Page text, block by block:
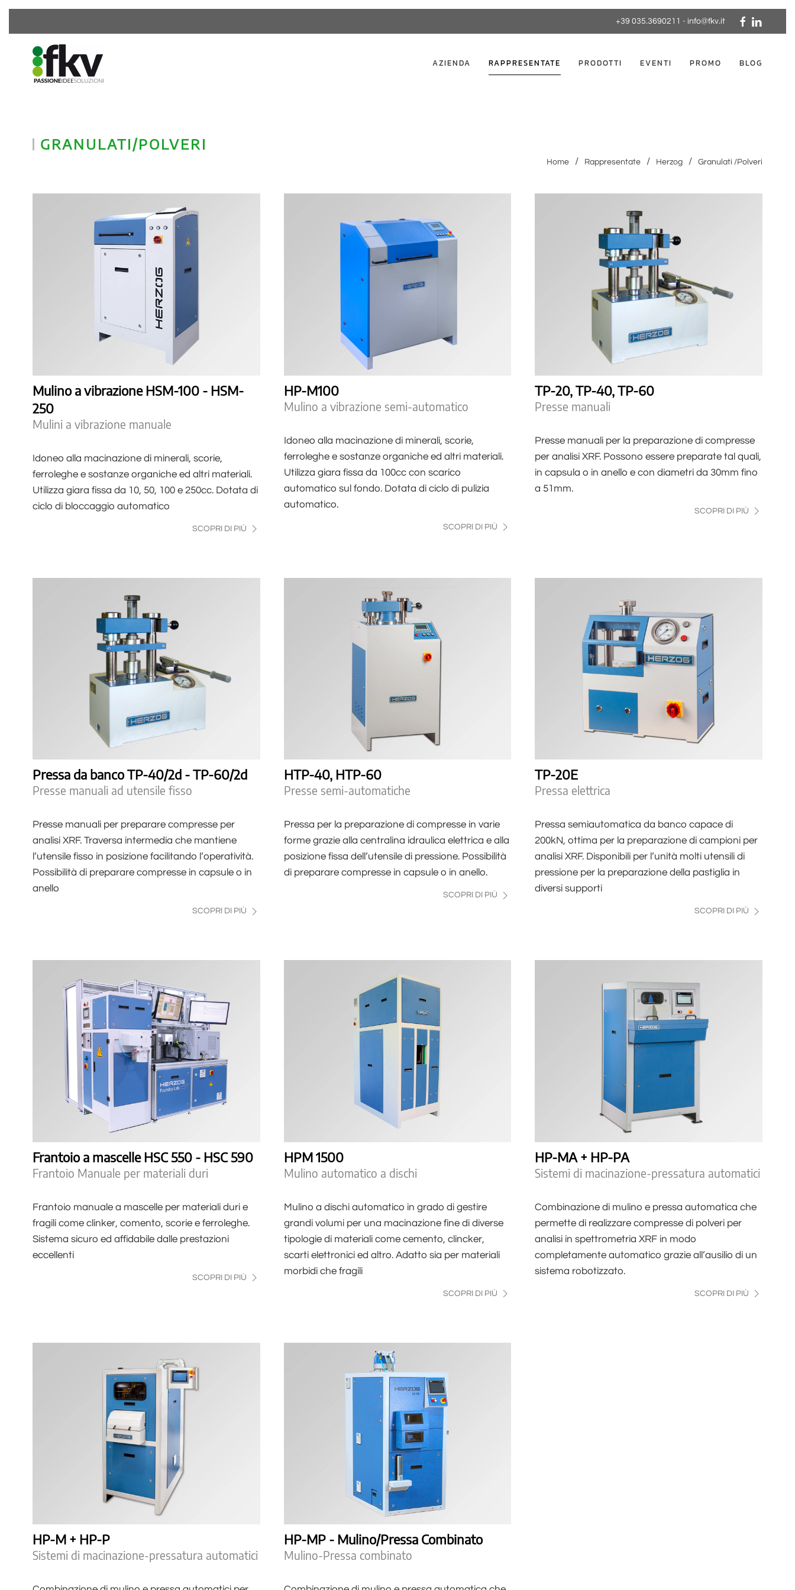
+39 035.3690211 - info@fkv.it
AZIENDA RAPPRESENTATE PRODOTTI EVENTI PROMO BLOG
GRANULATI/POLVERI
Home Rappresentate Herzog Granulati /Polveri
Mulino a vibrazione HSM-100 - HSM-
250
Mulini a vibrazione manuale
Idoneo alla macinazione di minerali, scorie,
ferroleghe e sostanze organiche ed altri materiali.
Utilizza giara fissa da 10, 50, 100 e 250cc. Dotata di
ciclo di bloccaggio automatico
SCOPRI DI PIÙ
HP-M100
Mulino a vibrazione semi-automatico
Idoneo alla macinazione di minerali, scorie,
ferroleghe e sostanze organiche ed altri materiali.
Utilizza giara fissa da 100cc con scarico
automatico sul fondo. Dotata di ciclo di pulizia
automatico.
SCOPRI DI PIÙ
TP-20, TP-40, TP-60
Presse manuali
Presse manuali per la preparazione di compresse
per analisi XRF. Possono essere preparate tal quali,
in capsula o in anello e con diametri da 30mm fino
a 51mm.
SCOPRI DI PIÙ
Pressa da banco TP-40/2d - TP-60/2d
Presse manuali ad utensile fisso
Presse manuali per preparare compresse per
analisi XRF. Traversa intermedia che mantiene
l’utensile fisso in posizione facilitando l’operatività.
Possibilità di preparare compresse in capsule o in
anello
SCOPRI DI PIÙ
HTP-40, HTP-60
Presse semi-automatiche
Pressa per la preparazione di compresse in varie
forme grazie alla centralina idraulica elettrica e alla
posizione fissa dell’utensile di pressione. Possibilità
di preparare compresse in capsule o in anello.
SCOPRI DI PIÙ
TP-20E
Pressa elettrica
Pressa semiautomatica da banco capace di
200kN, ottima per la preparazione di campioni per
analisi XRF. Disponibili per l’unità molti utensili di
pressione per la preparazione della pastiglia in
diversi supporti
SCOPRI DI PIÙ
Frantoio a mascelle HSC 550 - HSC 590
Frantoio Manuale per materiali duri
Frantoio manuale a mascelle per materiali duri e
fragili come clinker, comento, scorie e ferroleghe.
Sistema sicuro ed affidabile dalle prestazioni
eccellenti
SCOPRI DI PIÙ
HPM 1500
Mulino automatico a dischi
Mulino a dischi automatico in grado di gestire
grandi volumi per una macinazione fine di diverse
tipologie di materiali come cemento, clincker,
scarti elettronici ed altro. Adatto sia per materiali
morbidi che fragili
SCOPRI DI PIÙ
HP-MA + HP-PA
Sistemi di macinazione-pressatura automatici
Combinazione di mulino e pressa automatica che
permette di realizzare compresse di polveri per
analisi in spettrometria XRF in modo
completamente automatico grazie all’ausilio di un
sistema robotizzato.
SCOPRI DI PIÙ
HP-M + HP-P
Sistemi di macinazione-pressatura automatici
HP-MP - Mulino/Pressa Combinato
Mulino-Pressa combinato